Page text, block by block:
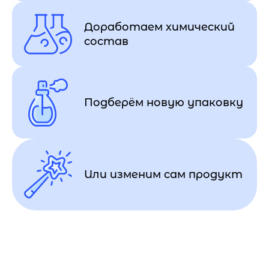
Доработаем химический
состав
Подберём новую упаковку
Или изменим сам продукт